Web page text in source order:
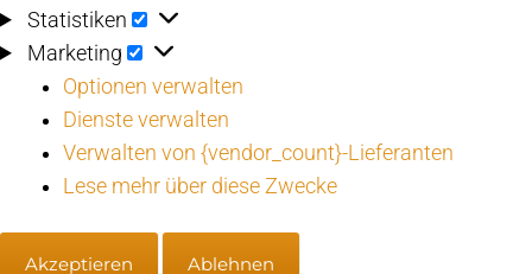
Statistiken Statistiken
Marketing Marketing
Optionen verwalten
Dienste verwalten
Verwalten von {vendor_count}-Lieferanten
Lese mehr über diese Zwecke
Akzeptieren Ablehnen